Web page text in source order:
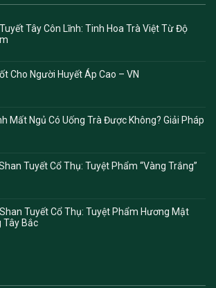
Tây Côn Lĩnh: Tinh Hoa Trà Việt Từ Độ
Cho Người Huyết Áp Cao – VN
Mất Ngủ Có Uống Trà Được Không? Giải Pháp
Tuyết Cổ Thụ: Tuyệt Phẩm “Vàng Trắng”
Tuyết Cổ Thụ: Tuyệt Phẩm Hương Mật
Tây Bắc